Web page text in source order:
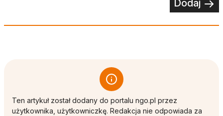
Dodaj
Ten artykuł został dodany do portalu ngo.pl przez
użytkownika, użytkowniczkę. Redakcja nie odpowiada za